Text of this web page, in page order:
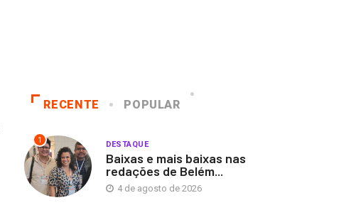
RECENTE POPULAR
1 DESTAQUE
Baixas e mais baixas nas
redações de Belém...
4 de agosto de 2026